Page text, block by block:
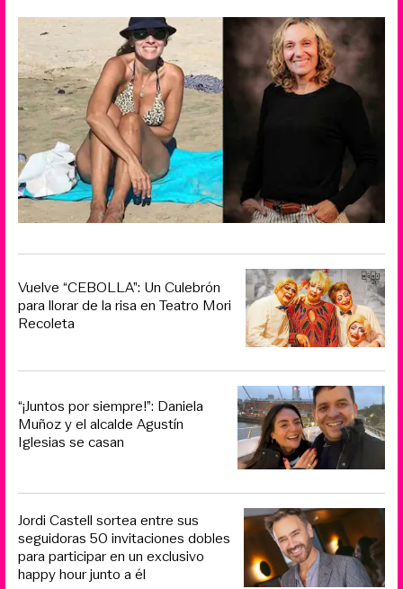
Vuelve “CEBOLLA”: Un Culebrón
para llorar de la risa en Teatro Mori
Recoleta
“¡Juntos por siempre!”: Daniela
Muñoz y el alcalde Agustín
Iglesias se casan
Jordi Castell sortea entre sus
seguidoras 50 invitaciones dobles
para participar en un exclusivo
happy hour junto a él